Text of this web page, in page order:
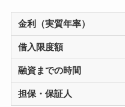
金利（実質年率）
借入限度額
融資までの時間
担保・保証人